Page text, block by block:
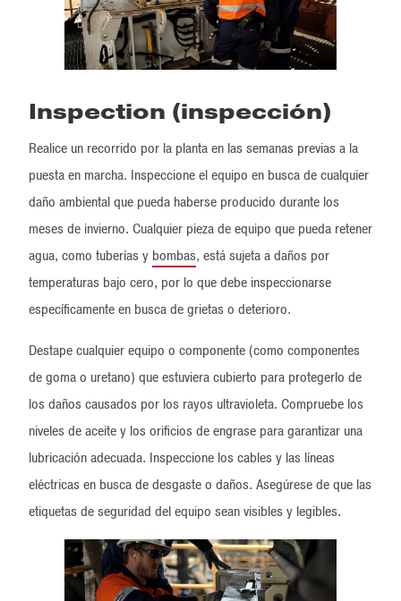
Inspection (inspección)
Realice un recorrido por la planta en las semanas previas a la
puesta en marcha. Inspeccione el equipo en busca de cualquier
daño ambiental que pueda haberse producido durante los
meses de invierno. Cualquier pieza de equipo que pueda retener
agua, como tuberías y bombas, está sujeta a daños por
temperaturas bajo cero, por lo que debe inspeccionarse
específicamente en busca de grietas o deterioro.
Destape cualquier equipo o componente (como componentes
de goma o uretano) que estuviera cubierto para protegerlo de
los daños causados por los rayos ultravioleta. Compruebe los
niveles de aceite y los orificios de engrase para garantizar una
lubricación adecuada. Inspeccione los cables y las líneas
eléctricas en busca de desgaste o daños. Asegúrese de que las
etiquetas de seguridad del equipo sean visibles y legibles.